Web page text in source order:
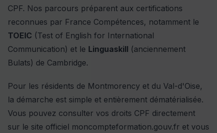
CPF. Nos parcours préparent aux certifications
reconnues par France Compétences, notamment le
TOEIC (Test of English for International
Communication) et le Linguaskill (anciennement
Bulats) de Cambridge.
Pour les résidents de Montmorency et du Val-d'Oise,
la démarche est simple et entièrement dématérialisée.
Vous pouvez consulter vos droits CPF directement
sur le site officiel moncompteformation.gouv.fr et vous